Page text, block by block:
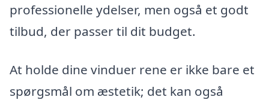
professionelle ydelser, men også et godt
tilbud, der passer til dit budget.
At holde dine vinduer rene er ikke bare et
spørgsmål om æstetik; det kan også